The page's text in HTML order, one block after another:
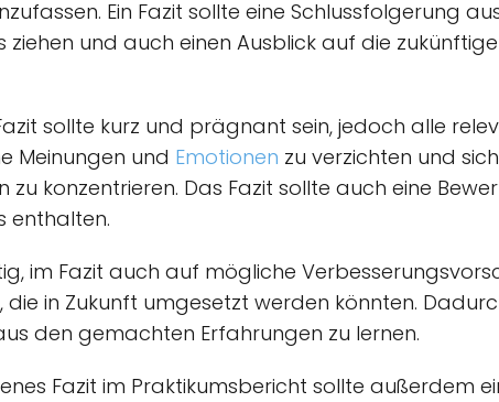
Ein Fazit sollte eine Schlussfolgerung
ziehen und auch einen Ausblick auf die zukünftige
sollte kurz und prägnant sein, jedoch alle
Meinungen und Emotionen zu verzichten und
zu konzentrieren. Das Fazit sollte auch eine
enthalten.
im Fazit auch auf mögliche
die in Zukunft umgesetzt werden könnten.
den gemachten Erfahrungen zu lernen.
Fazit im Praktikumsbericht sollte außerdem